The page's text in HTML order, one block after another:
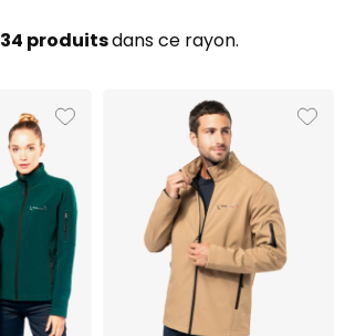
34 produitsdans ce rayon.